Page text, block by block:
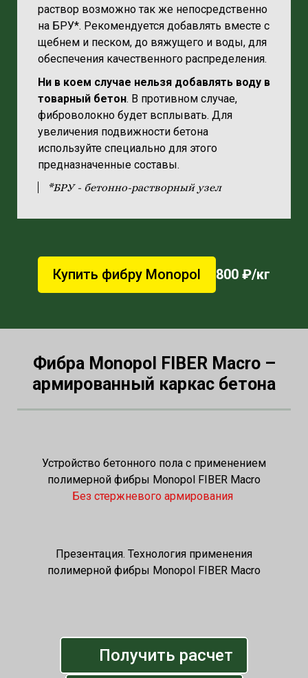
раствор возможно так же непосредственно
на БРУ*. Рекомендуется добавлять вместе с
щебнем и песком, до вяжущего и воды, для
обеспечения качественного распределения.
Ни в коем случае нельзя добавлять воду в
товарный бетон. В противном случае,
фиброволокно будет всплывать. Для
увеличения подвижности бетона
используйте специально для этого
предназначенные составы.
*БРУ - бетонно-растворный узел
Купить фибру Monopol 800 ₽/кг
Фибра Monopol FIBER Macro –
армированный каркас бетона
Презентация. Технология применения
полимерной фибры Monopol FIBER Macro
Устройство бетонного пола с применением
полимерной фибры Monopol FIBER Macro
Без стержневого армирования
Получить расчет